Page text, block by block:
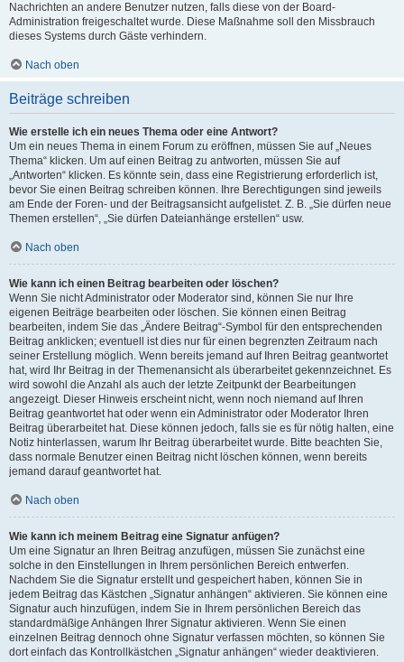
Nachrichten an andere Benutzer nutzen, falls diese von der Board-
Administration freigeschaltet wurde. Diese Maßnahme soll den Missbrauch
dieses Systems durch Gäste verhindern.
Nach oben
Beiträge schreiben
Wie erstelle ich ein neues Thema oder eine Antwort?
Um ein neues Thema in einem Forum zu eröffnen, müssen Sie auf „Neues
Thema“ klicken. Um auf einen Beitrag zu antworten, müssen Sie auf
„Antworten“ klicken. Es könnte sein, dass eine Registrierung erforderlich ist,
bevor Sie einen Beitrag schreiben können. Ihre Berechtigungen sind jeweils
am Ende der Foren- und der Beitragsansicht aufgelistet. Z. B. „Sie dürfen neue
Themen erstellen“, „Sie dürfen Dateianhänge erstellen“ usw.
Nach oben
Wie kann ich einen Beitrag bearbeiten oder löschen?
Wenn Sie nicht Administrator oder Moderator sind, können Sie nur Ihre
eigenen Beiträge bearbeiten oder löschen. Sie können einen Beitrag
bearbeiten, indem Sie das „Ändere Beitrag“-Symbol für den entsprechenden
Beitrag anklicken; eventuell ist dies nur für einen begrenzten Zeitraum nach
seiner Erstellung möglich. Wenn bereits jemand auf Ihren Beitrag geantwortet
hat, wird Ihr Beitrag in der Themenansicht als überarbeitet gekennzeichnet. Es
wird sowohl die Anzahl als auch der letzte Zeitpunkt der Bearbeitungen
angezeigt. Dieser Hinweis erscheint nicht, wenn noch niemand auf Ihren
Beitrag geantwortet hat oder wenn ein Administrator oder Moderator Ihren
Beitrag überarbeitet hat. Diese können jedoch, falls sie es für nötig halten, eine
Notiz hinterlassen, warum Ihr Beitrag überarbeitet wurde. Bitte beachten Sie,
dass normale Benutzer einen Beitrag nicht löschen können, wenn bereits
jemand darauf geantwortet hat.
Nach oben
Wie kann ich meinem Beitrag eine Signatur anfügen?
Um eine Signatur an Ihren Beitrag anzufügen, müssen Sie zunächst eine
solche in den Einstellungen in Ihrem persönlichen Bereich entwerfen.
Nachdem Sie die Signatur erstellt und gespeichert haben, können Sie in
jedem Beitrag das Kästchen „Signatur anhängen“ aktivieren. Sie können eine
Signatur auch hinzufügen, indem Sie in Ihrem persönlichen Bereich das
standardmäßige Anhängen Ihrer Signatur aktivieren. Wenn Sie einen
einzelnen Beitrag dennoch ohne Signatur verfassen möchten, so können Sie
dort einfach das Kontrollkästchen „Signatur anhängen“ wieder deaktivieren.